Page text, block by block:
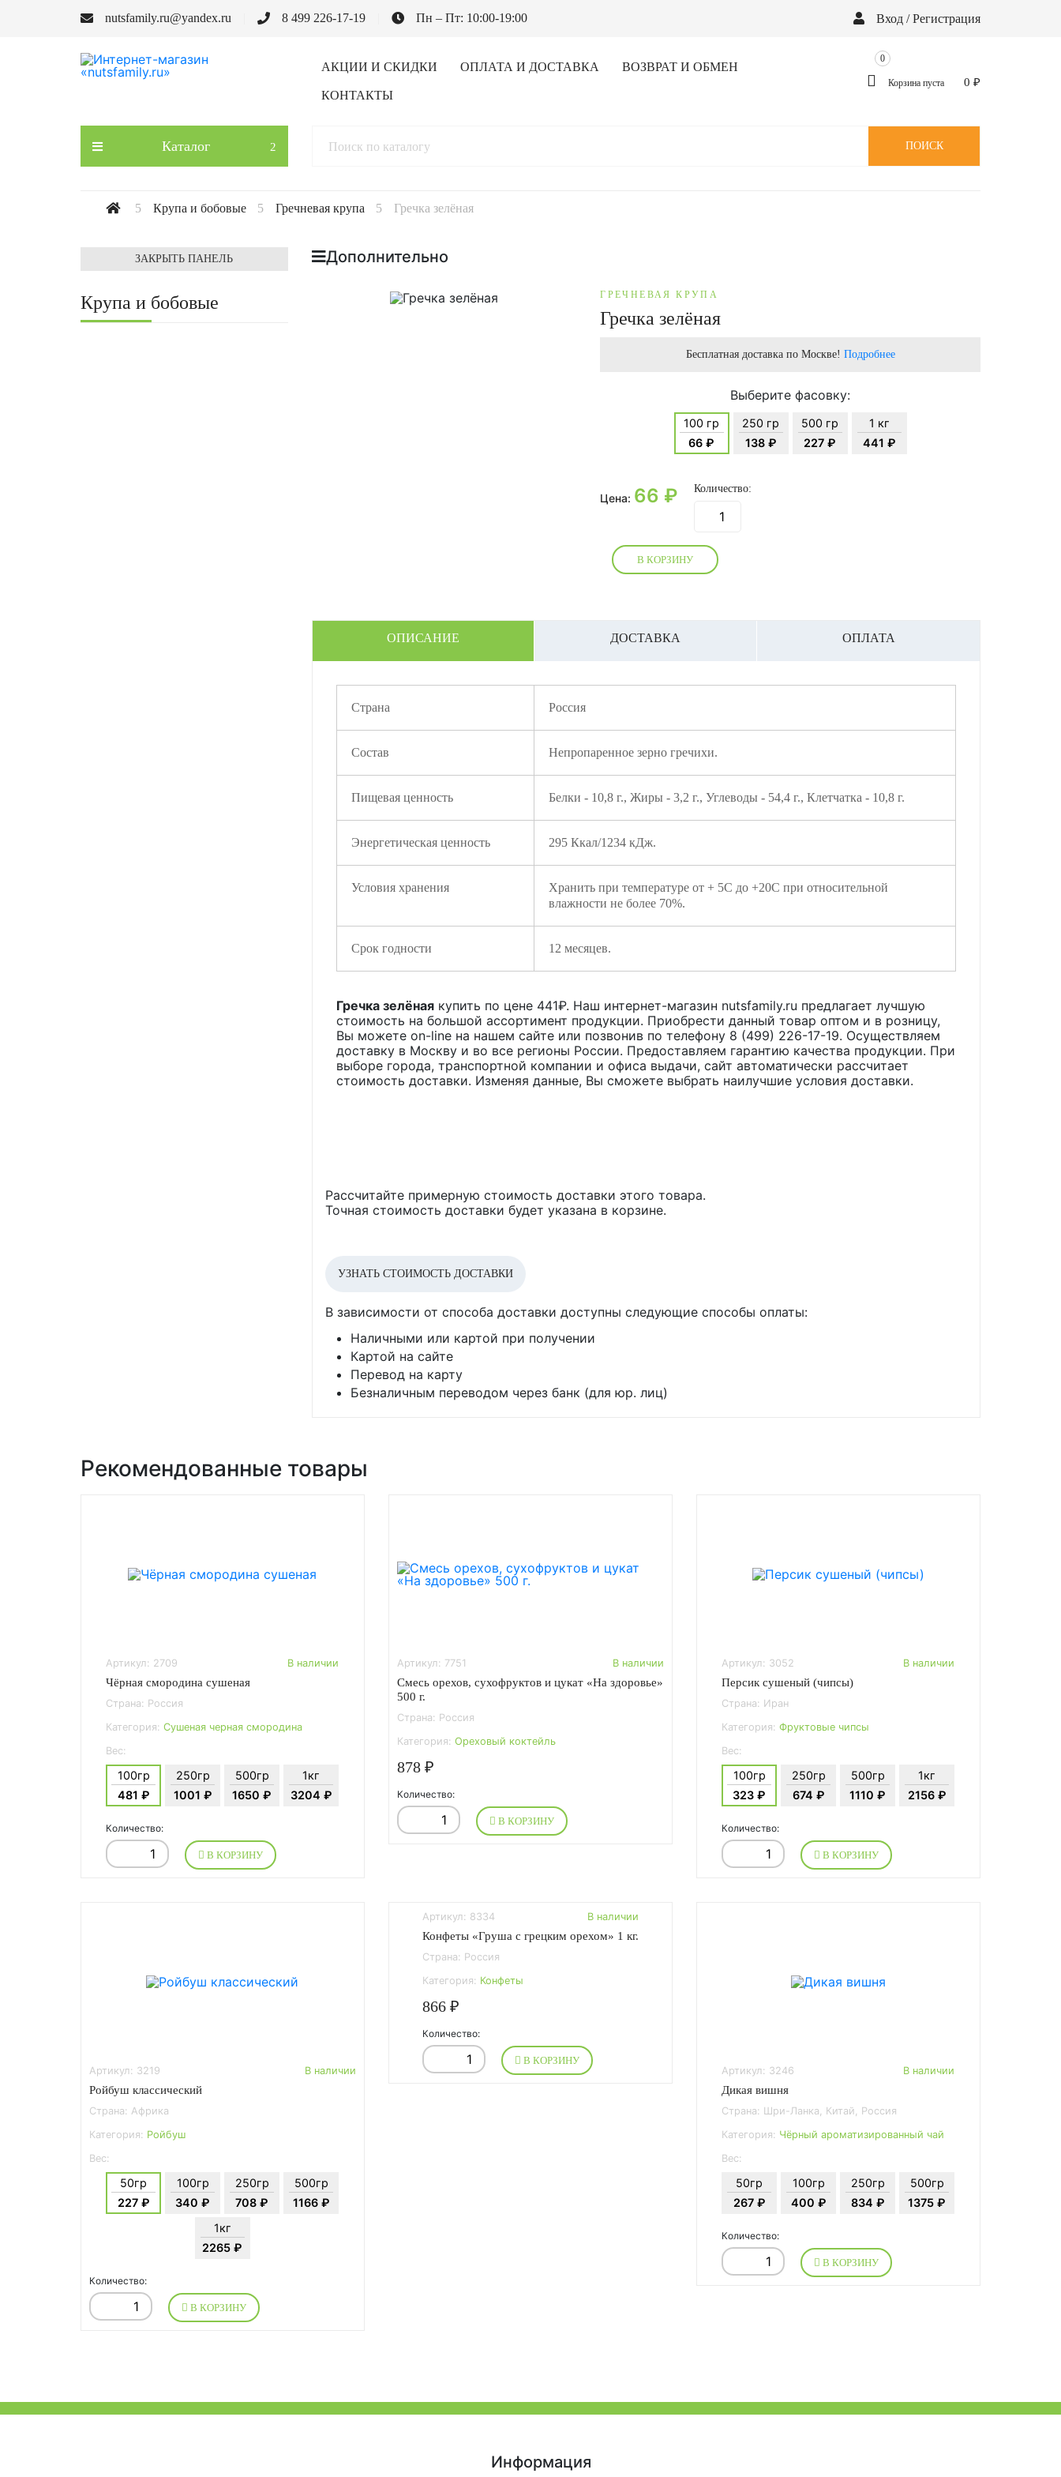
nutsfamily.ru@yandex.ru 8 499 226-17-19 Пн – Пт: 10:00-19:00 Вход / Регистрация
АКЦИИ И СКИДКИ ОПЛАТА И ДОСТАВКА ВОЗВРАТ И ОБМЕН
КОНТАКТЫ
Корзина пуста
0
0 ₽
Каталог ПОИСК
Крупа и бобовые Гречневая крупа Гречка зелёная
ЗАКРЫТЬ ПАНЕЛЬ
Крупа и бобовые
Дополнительно
ГРЕЧНЕВАЯ КРУПА
Гречка зелёная
Бесплатная доставка по Москве! Подробнее
Выберите фасовку:
100 гр
66 ₽
250 гр
138 ₽
500 гр
227 ₽
1 кг
441 ₽
Цена: 66 ₽ Количество:
В КОРЗИНУ
ОПИСАНИЕ ДОСТАВКА ОПЛАТА
Страна Россия
Состав Непропаренное зерно гречихи.
Пищевая ценность Белки - 10,8 г., Жиры - 3,2 г., Углеводы - 54,4 г., Клетчатка - 10,8 г.
Энергетическая ценность 295 Ккал/1234 кДж.
Условия хранения
Хранить при температуре от + 5С до +20С при относительной
влажности не более 70%.
Срок годности 12 месяцев.
Гречка зелёнаякупить по цене 441₽. Наш интернет-магазин nutsfamily.ru предлагает лучшую
стоимость на большой ассортимент продукции. Приобрести данный товар оптом и в розницу,
Вы можете on-line на нашем сайте или позвонив по телефону 8 (499) 226-17-19. Осуществляем
доставку в Москву и во все регионы России. Предоставляем гарантию качества продукции. При
выборе города, транспортной компании и офиса выдачи, сайт автоматически рассчитает
стоимость доставки. Изменяя данные, Вы сможете выбрать наилучшие условия доставки.
Рассчитайте примерную стоимость доставки этого товара.
Точная стоимость доставки будет указана в корзине.
УЗНАТЬ СТОИМОСТЬ ДОСТАВКИ
В зависимости от способа доставки доступны следующие способы оплаты:
Наличными или картой при получении
Картой на сайте
Перевод на карту
Безналичным переводом через банк (для юр. лиц)
Рекомендованные товары
Артикул: 2709 В наличии
Чёрная смородина сушеная
Страна: Россия
Категория:Сушеная черная смородина
Вес:
100гр
481 ₽
250гр
1001 ₽
500гр
1650 ₽
1кг
3204 ₽
Количество:
В КОРЗИНУ
Артикул: 7751 В наличии
Смесь орехов, сухофруктов и цукат «На здоровье»
500 г.
Страна: Россия
Категория: Ореховый коктейль
878 ₽
Количество:
В КОРЗИНУ
Артикул: 3052 В наличии
Персик сушеный (чипсы)
Страна: Иран
Категория:Фруктовые чипсы
Вес:
100гр
323 ₽
250гр
674 ₽
500гр
1110 ₽
1кг
2156 ₽
Количество:
В КОРЗИНУ
Артикул: 3219 В наличии
Ройбуш классический
Страна: Африка
Категория: Ройбуш
Вес:
50гр
227 ₽
100гр
340 ₽
250гр
708 ₽
500гр
1166 ₽
1кг
2265 ₽
Количество:
В КОРЗИНУ
Артикул: 8334 В наличии
Конфеты «Груша с грецким орехом» 1 кг.
Страна: Россия
Категория: Конфеты
866 ₽
Количество:
В КОРЗИНУ
Артикул: 3246
В наличии
Дикая вишня
Страна: Шри-Ланка, Китай, Россия
Категория: Чёрный ароматизированный чай
Вес:
50гр
267 ₽
100гр
400 ₽
250гр
834 ₽
500гр
1375 ₽
Количество:
В КОРЗИНУ
Информация